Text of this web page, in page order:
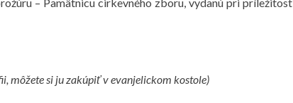
môžete si ju zakúpiť v evanjelickom kostole)